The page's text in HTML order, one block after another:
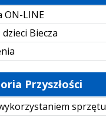
ON-LINE
Biecza
Przyszłości
sprzętu